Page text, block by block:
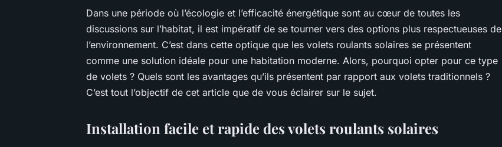
Dans une période où l’écologie et l’efficacité énergétique sont au cœur de toutes les
discussions sur l’habitat, il est impératif de se tourner vers des options plus respectueuses de
l’environnement. C’est dans cette optique que les volets roulants solaires se présentent
comme une solution idéale pour une habitation moderne. Alors, pourquoi opter pour ce type
de volets ? Quels sont les avantages qu’ils présentent par rapport aux volets traditionnels ?
C’est tout l’objectif de cet article que de vous éclairer sur le sujet.
Installation facile et rapide des volets roulants solaires